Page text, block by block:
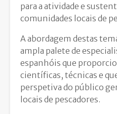
para a atividade e
comunidades locais de
A abordagem destas
ampla palete de
espanhóis que
científicas, técnicas e
perspetiva do público
locais de pescadores.